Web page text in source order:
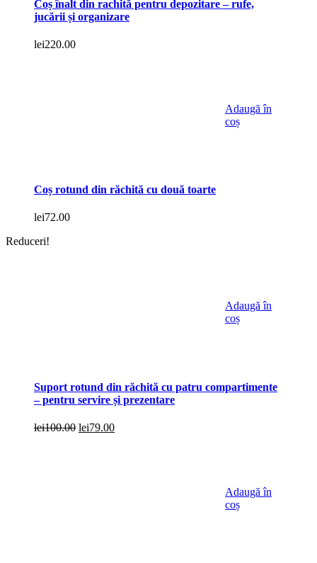
Coș înalt din rachită pentru depozitare – rufe,
jucării și organizare
lei220.00
Adaugă în
coș
Coș rotund din răchită cu două toarte
lei72.00
Reduceri!
Adaugă în
coș
Suport rotund din răchită cu patru compartimente
– pentru servire și prezentare
lei100.00 Prețul
lei79.00Prețul
Adaugă în
coș